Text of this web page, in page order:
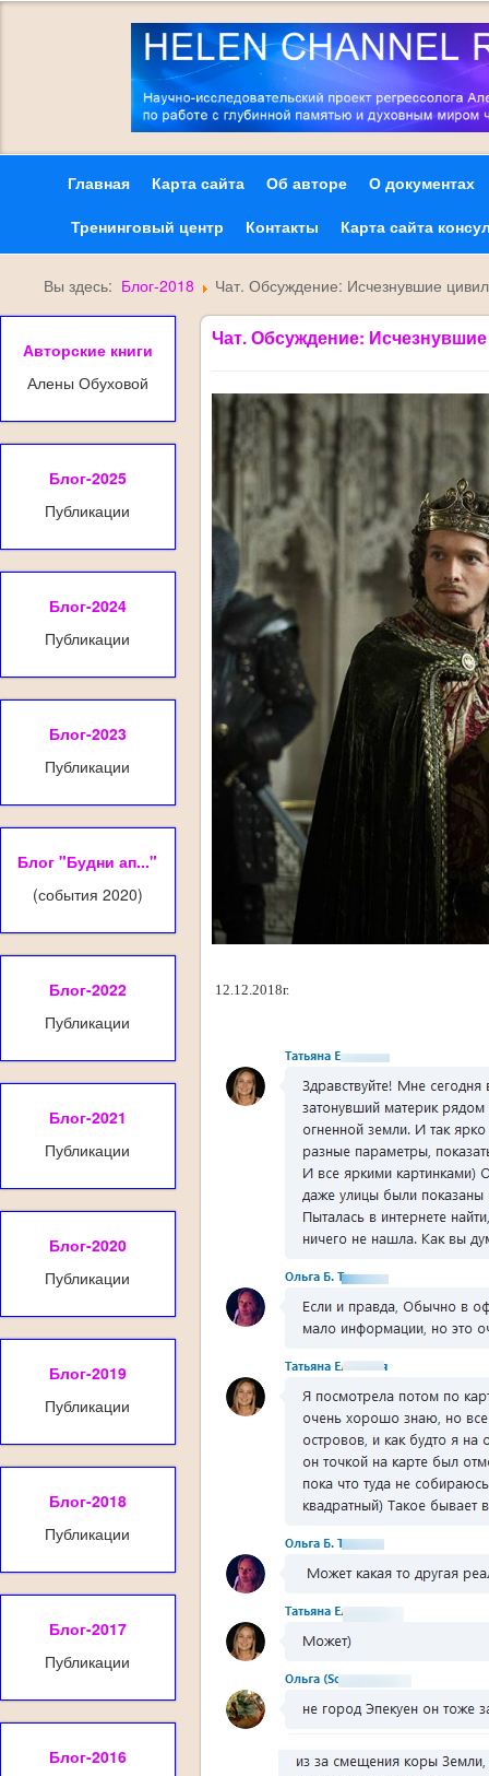
Главная Карта сайта Об авторе
О документах
Тренинговый центр
Контакты Карта сайта
Вы здесь: Блог-2018 Чат. Обсуждение: Исчезнувшие
Авторские книги
Алены Обуховой
Блог-2025
Публикации
Блог-2024
Публикации
Блог-2023
Публикации
Блог "Будни ап..."
(события 2020)
Блог-2022
Публикации
Блог-2021
Публикации
Блог-2020
Публикации
Блог-2019
Публикации
Блог-2018
Публикации
Блог-2017
Публикации
Блог-2016
Чат. Обсуждение:
12.12.2018г.